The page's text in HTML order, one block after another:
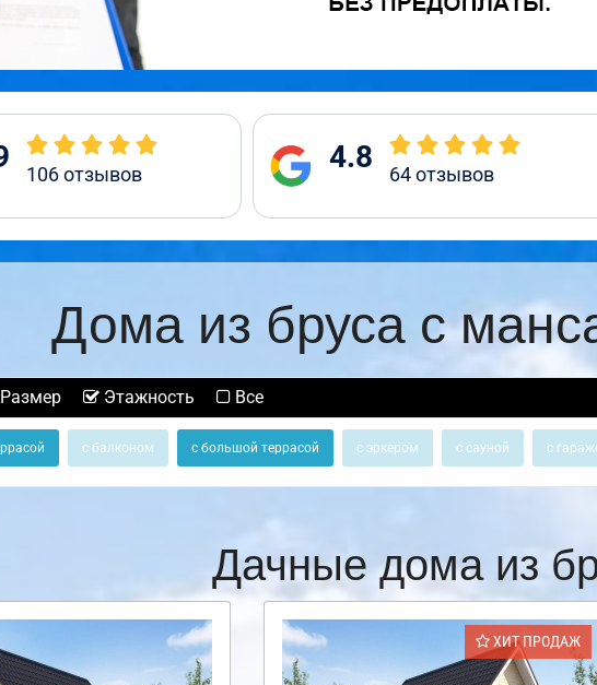
106отзывов 4.8 64отзывов
Дома из бруса с
Размер Этажность Все
с балконом с большой террасой с эркером с сауной с
Дачные дома из
ХИТ ПРОДАЖ